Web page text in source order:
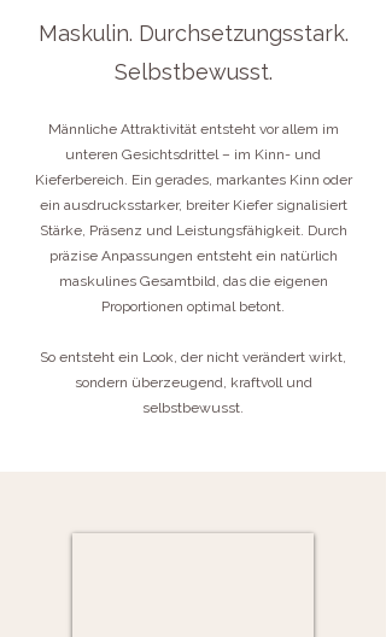
Maskulin. Durchsetzungsstark.
Selbstbewusst.
Männliche Attraktivität entsteht vor allem im
unteren Gesichtsdrittel – im Kinn- und
Kieferbereich. Ein gerades, markantes Kinn oder
ein ausdrucksstarker, breiter Kiefer signalisiert
Stärke, Präsenz und Leistungsfähigkeit. Durch
präzise Anpassungen entsteht ein natürlich
maskulines Gesamtbild, das die eigenen
Proportionen optimal betont.
So entsteht ein Look, der nicht verändert wirkt,
sondern überzeugend, kraftvoll und
selbstbewusst.